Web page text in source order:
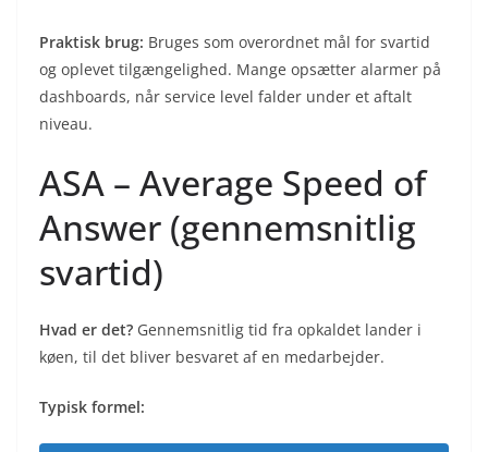
Praktisk brug: Bruges som overordnet mål for svartid
og oplevet tilgængelighed. Mange opsætter alarmer på
dashboards, når service level falder under et aftalt
niveau.
ASA – Average Speed of
Answer (gennemsnitlig
svartid)
Hvad er det? Gennemsnitlig tid fra opkaldet lander i
køen, til det bliver besvaret af en medarbejder.
Typisk formel: